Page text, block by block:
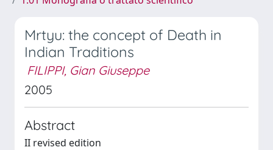
Mrtyu: the concept of Death in
Indian Traditions
FILIPPI, Gian Giuseppe
2005
Abstract
II revised edition